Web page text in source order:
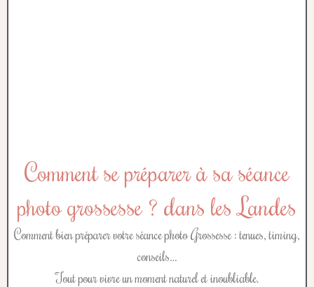
Comment se préparer à sa séance
photo grossesse ? dans les Landes
Comment bien préparer votre séance photo Grossesse : tenues, timing,
conseils…
Tout pour vivre un moment naturel et inoubliable.